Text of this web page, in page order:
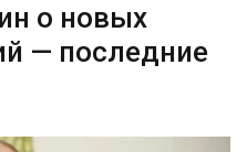
о новых
— последние